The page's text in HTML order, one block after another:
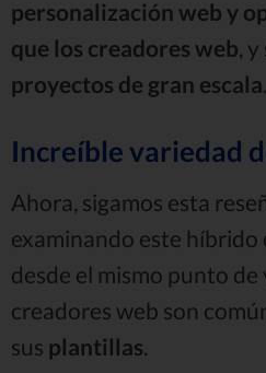
personalización web y
que los creadores web,
proyectos de gran escala.
Increíble variedad
Ahora, sigamos esta
examinando este
desde el mismo punto
creadores web son
sus plantillas.